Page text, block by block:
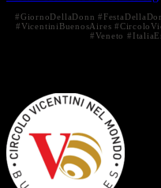
#GiornoDellaDonn
#VicentiniBuenosAires
#Veneto